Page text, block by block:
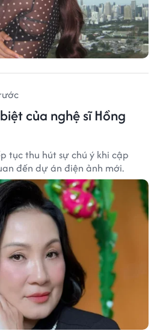
của nghệ sĩ Hồng
tục thu hút sự chú ý khi cập
đến dự án điện ảnh mới.